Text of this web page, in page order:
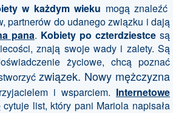
w każdym wieku mogą znaleźć
partnerów do udanego związku i dają
pana. Kobiety po czterdziestce są
znają swoje wady i zalety. Są
życiowe, chcą poznać
związek. Nowy mężczyzna
i wsparciem. Internetowe
cytuje list, który pani Mariola napisała